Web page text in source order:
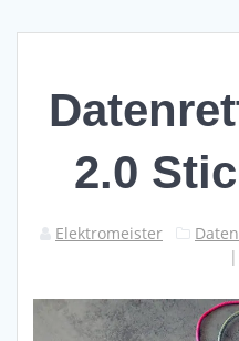
2.0
Elektromeister
|